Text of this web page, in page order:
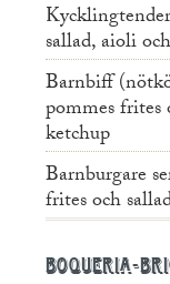
sallad, aioli
Barnbiff
pommes frites
ketchup
Barnburgare
frites och
Boqueria-